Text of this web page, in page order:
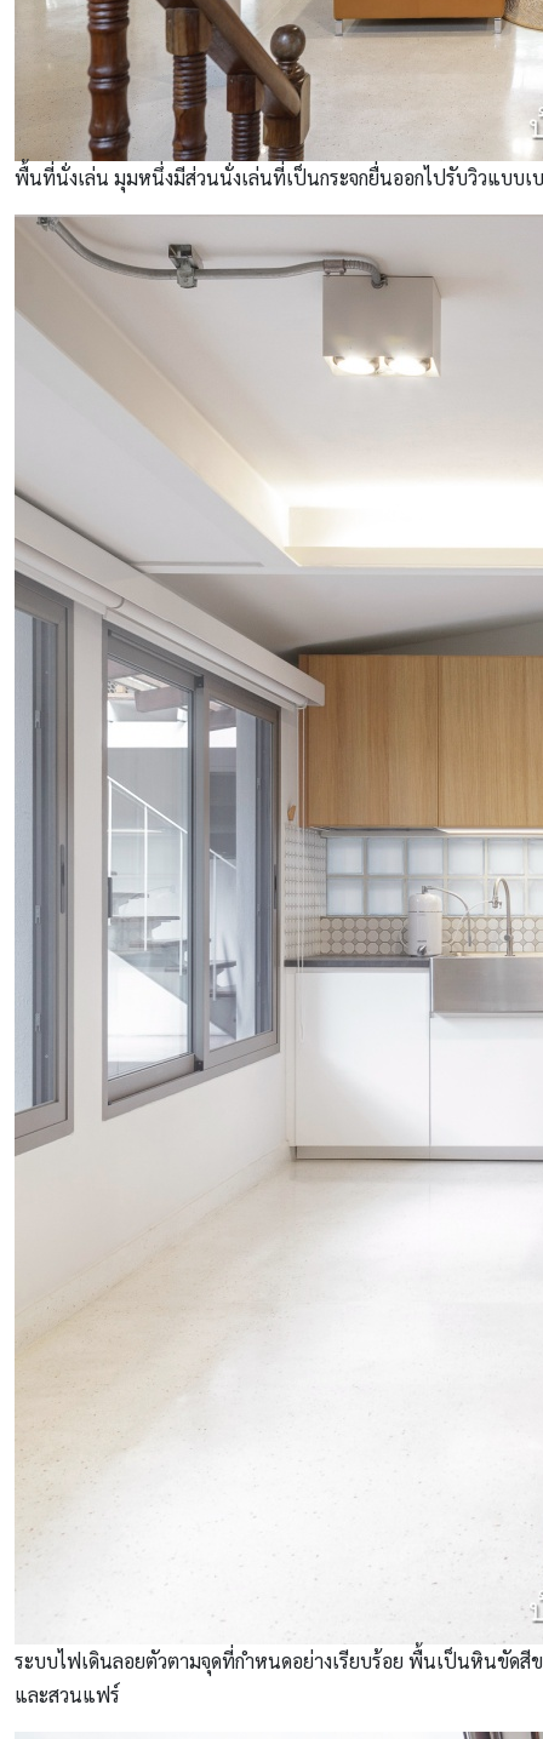
พื้นที่นั่งเล่น มุมหนึ่งมีส่วนนั่งเล่นที่เป็นกระจกยื่นออกไปรับวิวแบบเ
ระบบไฟเดินลอยตัวตามจุดที่กำหนดอย่างเรียบร้อย พื้นเป็นหินขัดสี
และสวนแฟร์